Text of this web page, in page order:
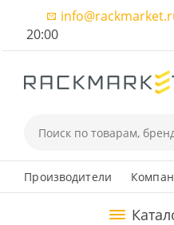
20:00
Производители